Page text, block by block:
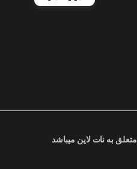
به نات لاین میباشد